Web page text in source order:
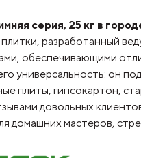
серия, 25 кг в
разработанный
обеспечивающими
универсальность: он
плиты, гипсокартон,
довольных
домашних мастеров,